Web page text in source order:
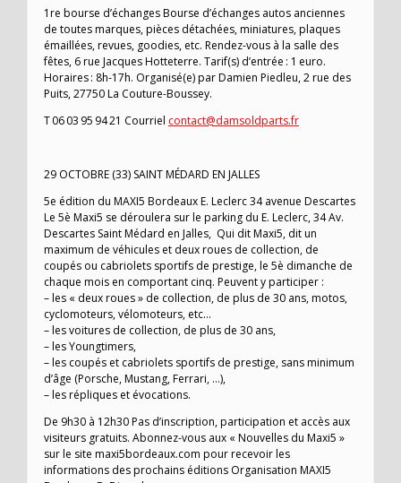
1re bourse d’échanges Bourse d’échanges autos anciennes
de toutes marques, pièces détachées, miniatures, plaques
émaillées, revues, goodies, etc. Rendez-vous à la salle des
fêtes, 6 rue Jacques Hotteterre. Tarif(s) d’entrée : 1 euro.
Horaires : 8h-17h. Organisé(e) par Damien Piedleu, 2 rue des
Puits, 27750 La Couture-Boussey.
T 06 03 95 94 21 Courriel contact@damsoldparts.fr
29 OCTOBRE (33) SAINT MÉDARD EN JALLES
5e édition du MAXI5 Bordeaux E. Leclerc 34 avenue Descartes
Le 5è Maxi5 se déroulera sur le parking du E. Leclerc, 34 Av.
Descartes Saint Médard en Jalles, Qui dit Maxi5, dit un
maximum de véhicules et deux roues de collection, de
coupés ou cabriolets sportifs de prestige, le 5è dimanche de
chaque mois en comportant cinq. Peuvent y participer :
– les « deux roues » de collection, de plus de 30 ans, motos,
cyclomoteurs, vélomoteurs, etc…
– les voitures de collection, de plus de 30 ans,
– les Youngtimers,
– les coupés et cabriolets sportifs de prestige, sans minimum
d’âge (Porsche, Mustang, Ferrari, …),
– les répliques et évocations.
De 9h30 à 12h30 Pas d’inscription, participation et accès aux
visiteurs gratuits. Abonnez-vous aux « Nouvelles du Maxi5 »
sur le site maxi5bordeaux.com pour recevoir les
informations des prochains éditions Organisation MAXI5